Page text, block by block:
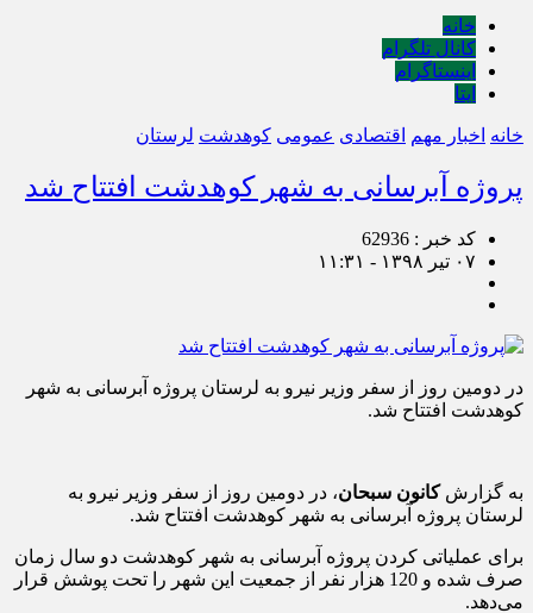
خانه
کانال تلگرام
اینستاگرام
ایتا
خانه اخبار مهم اقتصادی عمومی کوهدشت لرستان
پروژه آبرسانی به شهر کوهدشت افتتاح شد
کد خبر : 62936
۰۷ تیر ۱۳۹۸ - ۱۱:۳۱
در دومین روز از سفر وزیر نیرو به لرستان پروژه آبرسانی به شهر
کوهدشت افتتاح شد.
به گزارشکانون سبحان، در دومین روز از سفر وزیر نیرو به
لرستان پروژه آبرسانی به شهر کوهدشت افتتاح شد.
برای عملیاتی کردن پروژه آبرسانی به شهر کوهدشت دو سال زمان
صرف شده و 120 هزار نفر از جمعیت این شهر را تحت پوشش قرار
می‌دهد.